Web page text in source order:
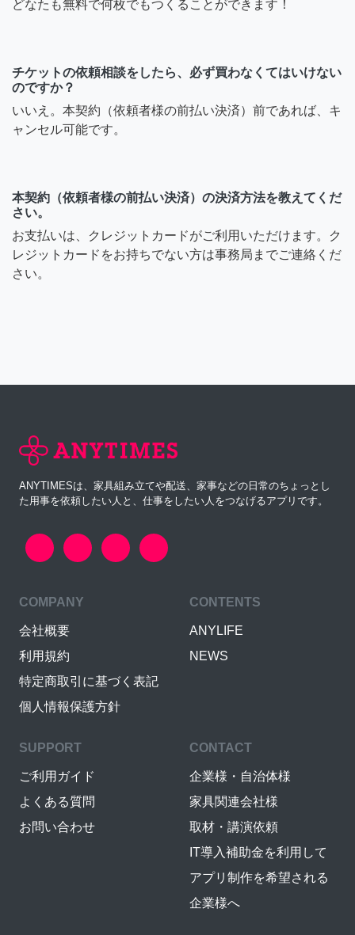
どなたも無料で何枚でもつくることができます！
チケットの依頼相談をしたら、必ず買わなくてはいけない
のですか？
いいえ。本契約（依頼者様の前払い決済）前であれば、キ
ャンセル可能です。
本契約（依頼者様の前払い決済）の決済方法を教えてくだ
さい。
お支払いは、クレジットカードがご利用いただけます。ク
レジットカードをお持ちでない方は事務局までご連絡くだ
さい。
ANYTIMESは、家具組み立てや配送、家事などの日常のちょっとし
た用事を依頼したい人と、仕事をしたい人をつなげるアプリです。
COMPANY
会社概要
利用規約
特定商取引に基づく表記
個人情報保護方針
CONTENTS
ANYLIFE
NEWS
SUPPORT
ご利用ガイド
よくある質問
お問い合わせ
CONTACT
企業様・自治体様
家具関連会社様
取材・講演依頼
IT導入補助金を利用して
アプリ制作を希望される
企業様へ